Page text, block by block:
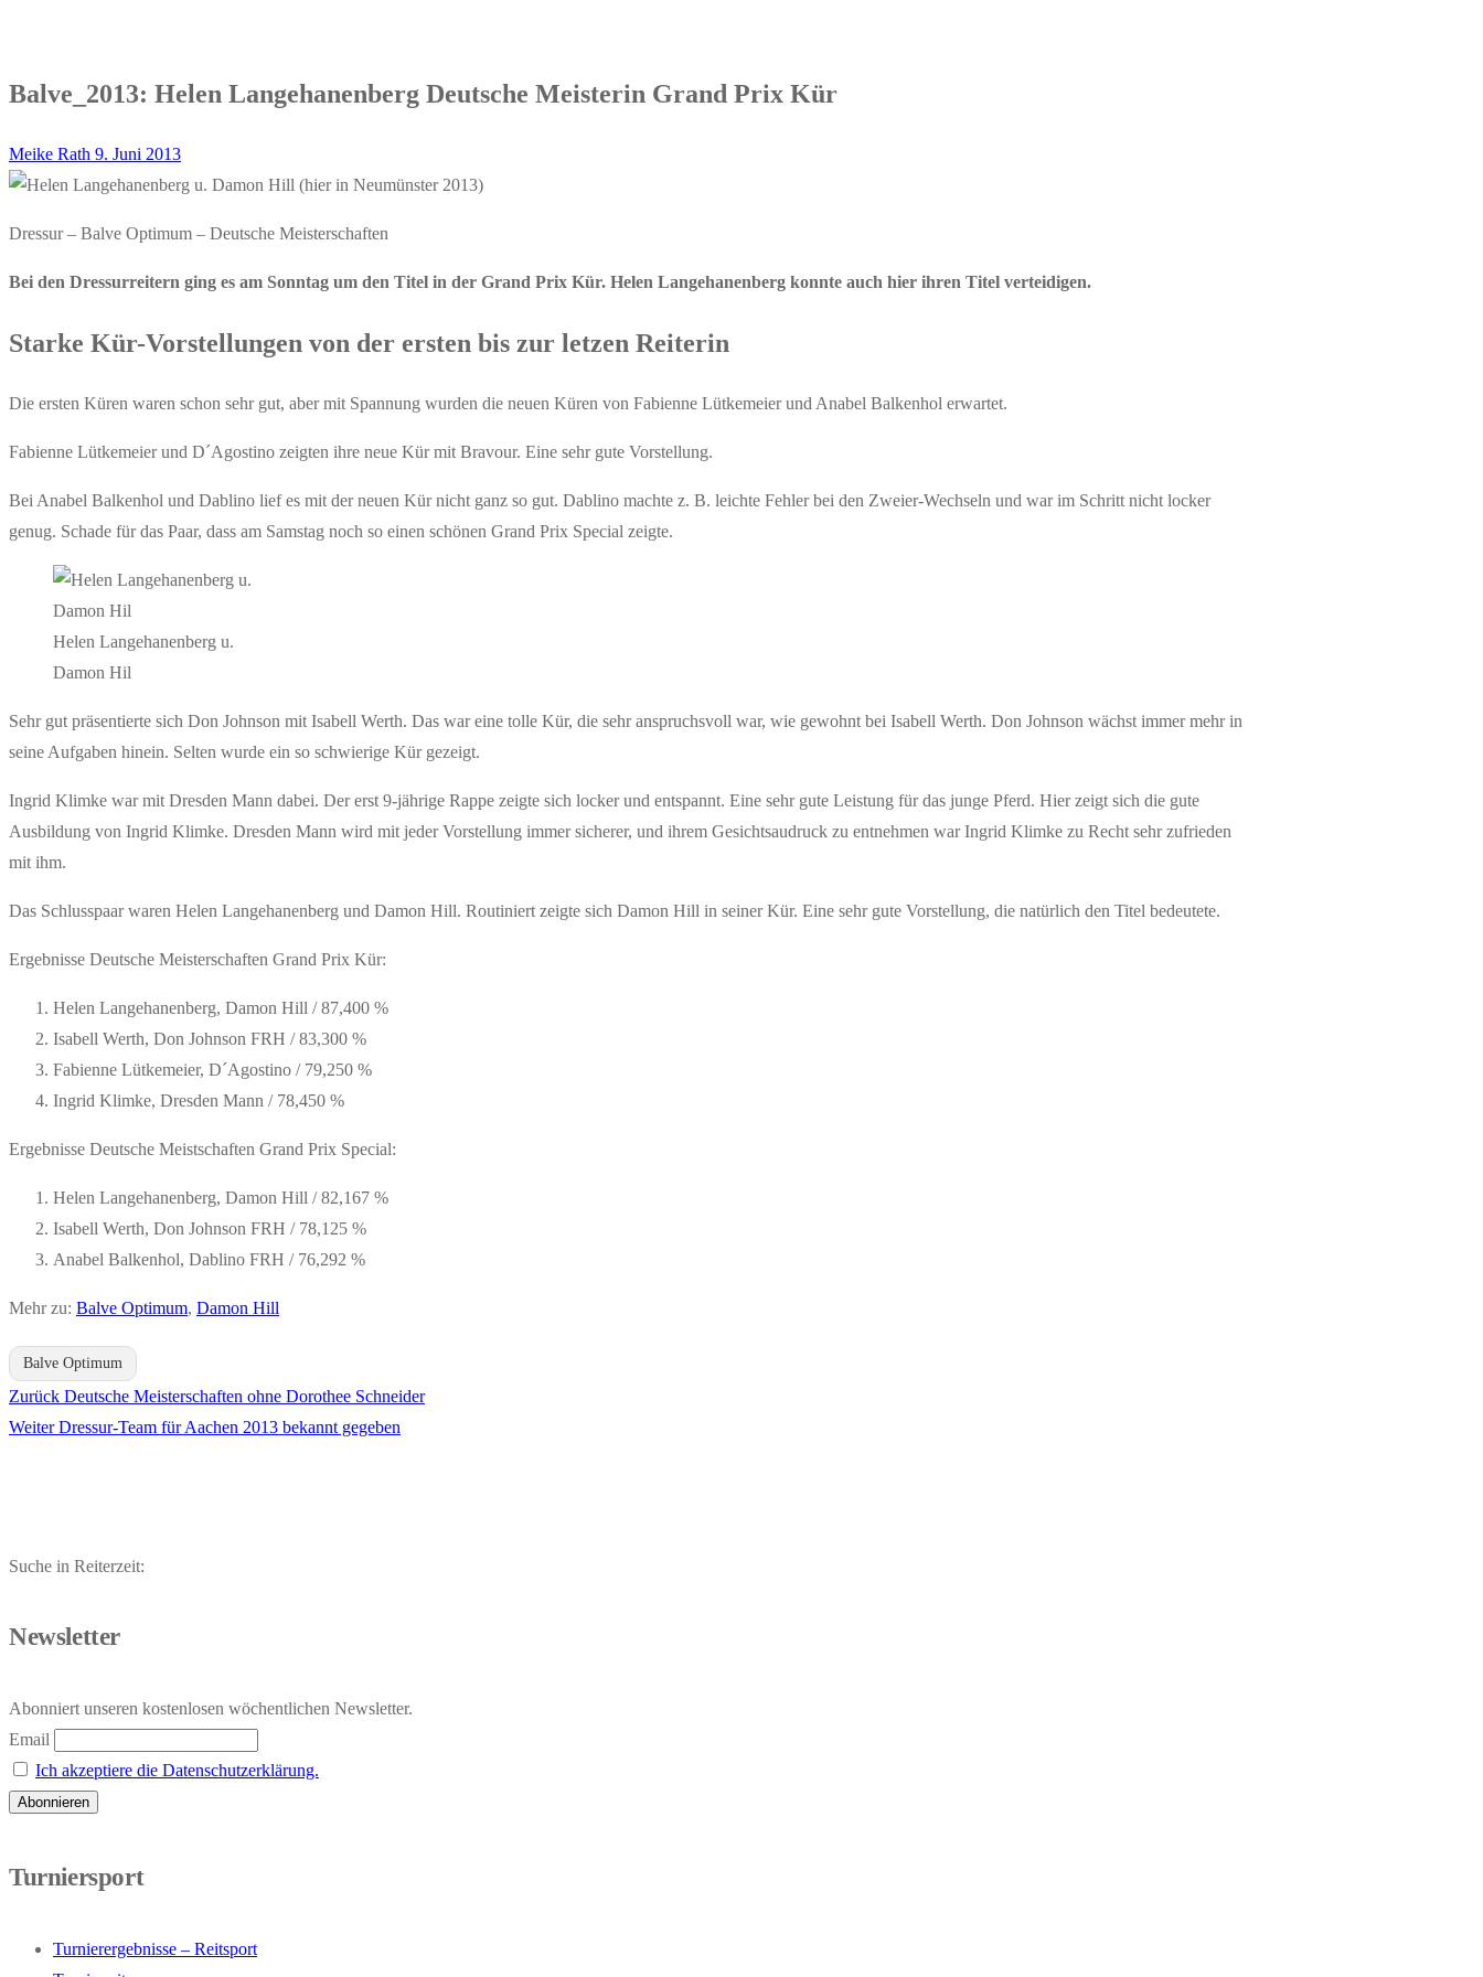
Balve_2013: Helen Langehanenberg Deutsche Meisterin Grand Prix Kür
Meike Rath 9. Juni 2013
Dressur – Balve Optimum – Deutsche Meisterschaften
Bei den Dressurreitern ging es am Sonntag um den Titel in der Grand Prix Kür. Helen Langehanenberg konnte auch hier ihren Titel verteidigen.
Starke Kür-Vorstellungen von der ersten bis zur letzen Reiterin
Die ersten Küren waren schon sehr gut, aber mit Spannung wurden die neuen Küren von Fabienne Lütkemeier und Anabel Balkenhol erwartet.
Fabienne Lütkemeier und D´Agostino zeigten ihre neue Kür mit Bravour. Eine sehr gute Vorstellung.
Bei Anabel Balkenhol und Dablino lief es mit der neuen Kür nicht ganz so gut. Dablino machte z. B. leichte Fehler bei den Zweier-Wechseln und war im Schritt nicht locker
genug. Schade für das Paar, dass am Samstag noch so einen schönen Grand Prix Special zeigte.
Helen Langehanenberg u.
Damon Hil
Sehr gut präsentierte sich Don Johnson mit Isabell Werth. Das war eine tolle Kür, die sehr anspruchsvoll war, wie gewohnt bei Isabell Werth. Don Johnson wächst immer mehr in
seine Aufgaben hinein. Selten wurde ein so schwierige Kür gezeigt.
Ingrid Klimke war mit Dresden Mann dabei. Der erst 9-jährige Rappe zeigte sich locker und entspannt. Eine sehr gute Leistung für das junge Pferd. Hier zeigt sich die gute
Ausbildung von Ingrid Klimke. Dresden Mann wird mit jeder Vorstellung immer sicherer, und ihrem Gesichtsaudruck zu entnehmen war Ingrid Klimke zu Recht sehr zufrieden
mit ihm.
Das Schlusspaar waren Helen Langehanenberg und Damon Hill. Routiniert zeigte sich Damon Hill in seiner Kür. Eine sehr gute Vorstellung, die natürlich den Titel bedeutete.
Ergebnisse Deutsche Meisterschaften Grand Prix Kür:
Helen Langehanenberg, Damon Hill / 87,400 %
Isabell Werth, Don Johnson FRH / 83,300 %
Fabienne Lütkemeier, D´Agostino / 79,250 %
Ingrid Klimke, Dresden Mann / 78,450 %
Ergebnisse Deutsche Meistschaften Grand Prix Special:
Helen Langehanenberg, Damon Hill / 82,167 %
Isabell Werth, Don Johnson FRH / 78,125 %
Anabel Balkenhol, Dablino FRH / 76,292 %
Mehr zu: Balve Optimum, Damon Hill
Balve Optimum
Beitragsnavigation
Zurück Vorheriger
Beitrag:
Deutsche Meisterschaften ohne Dorothee Schneider
Weiter Nächster
Dressur-Team für Aachen 2013 bekannt gegeben
Suche in Reiterzeit:
Newsletter
Abonniert unseren kostenlosen wöchentlichen Newsletter.
Email
Ich akzeptiere die Datenschutzerklärung.
Turniersport
Turnierergebnisse – Reitsport